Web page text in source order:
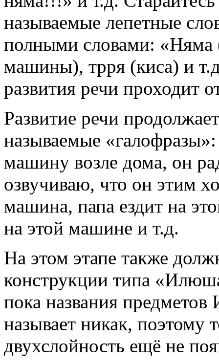
называемые лепетные
полными словами:
машины), трря (киса) и
развития речи проходит
Развитие речи
называемые
машину возле дома, он
озвучиваю, что он этим
машина, папа ездит на
на этой машине и т.д.
На этом этапе также
конструкции типа
пока названия
называет никак, поэтому
двухслойность ещё не